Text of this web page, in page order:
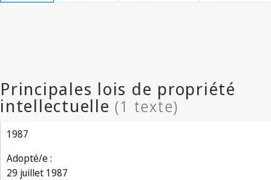
1987
Adopté/e :
29 juillet 1987